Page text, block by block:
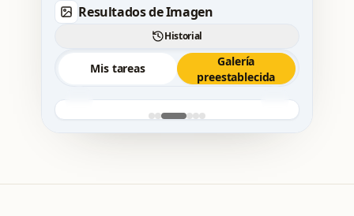
Resultados de Imagen
Historial
Mis tareas
Galería
preestablecida